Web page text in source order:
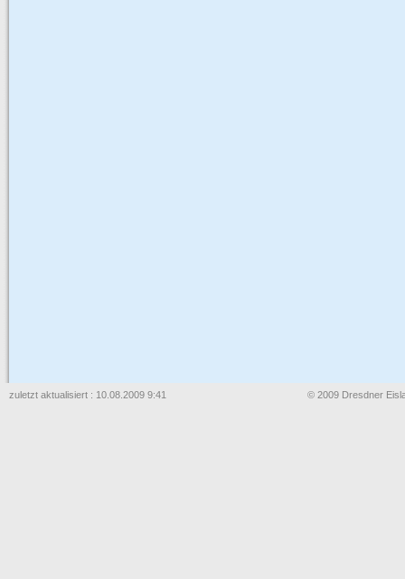
zuletzt aktualisiert : 10.08.2009 9:41 © 2009 Dresdner